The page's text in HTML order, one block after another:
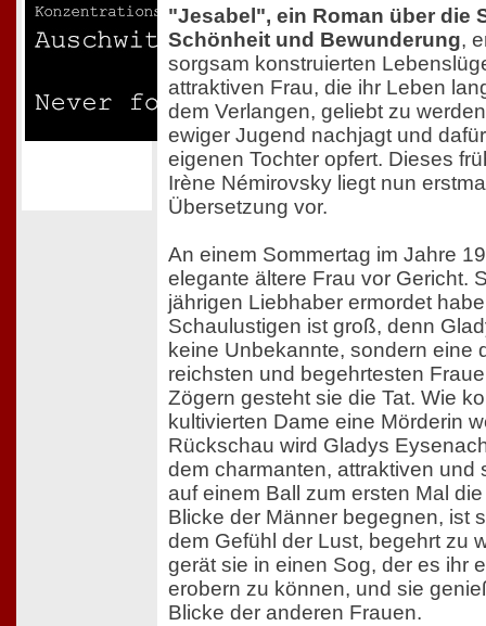
"Jesabel", ein Roman über die
Schönheit und Bewunderung,
sorgsam konstruierten
attraktiven Frau, die ihr Leben
dem Verlangen, geliebt zu
ewiger Jugend nachjagt und
eigenen Tochter opfert. Dieses
Irène Némirovsky liegt nun
Übersetzung vor.
An einem Sommertag im Jahre
elegante ältere Frau vor Gericht.
jährigen Liebhaber ermordet
Schaulustigen ist groß, denn
keine Unbekannte, sondern eine
reichsten und begehrtesten
Zögern gesteht sie die Tat. Wie
kultivierten Dame eine Mörderin
Rückschau wird Gladys
dem charmanten, attraktiven und
auf einem Ball zum ersten Mal
Blicke der Männer begegnen, ist
dem Gefühl der Lust, begehrt zu
gerät sie in einen Sog, der es ihr
erobern zu können, und sie
Blicke der anderen Frauen.